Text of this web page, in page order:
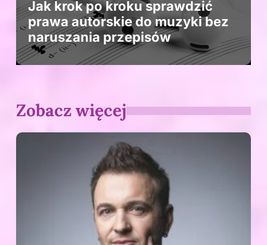
Jak krok po kroku sprawdzić
prawa autorskie do muzyki bez
naruszania przepisów
Zobacz więcej